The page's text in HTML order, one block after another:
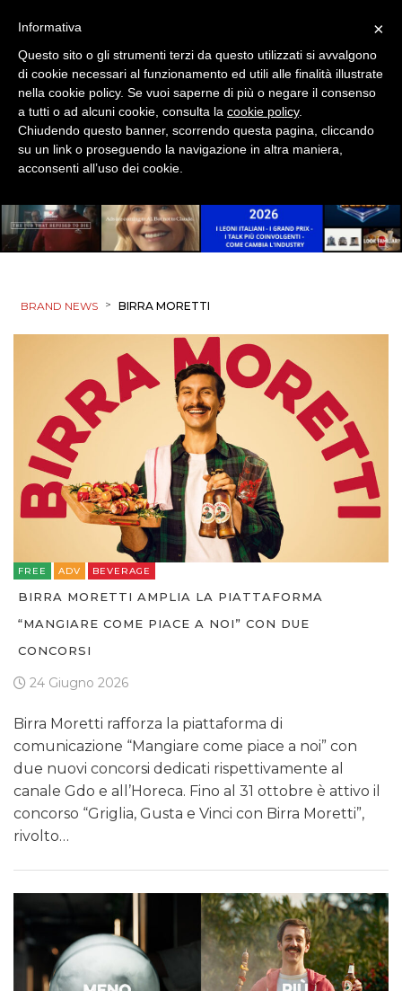
BRAND NEWS > BIRRA MORETTI
FREE ADV BEVERAGE
BIRRA MORETTI AMPLIA LA PIATTAFORMA
“MANGIARE COME PIACE A NOI” CON DUE
CONCORSI
24 Giugno 2026
Birra Moretti rafforza la piattaforma di
comunicazione “Mangiare come piace a noi” con
due nuovi concorsi dedicati rispettivamente al
canale Gdo e all’Horeca. Fino al 31 ottobre è attivo il
concorso “Griglia, Gusta e Vinci con Birra Moretti”,
rivolto…
×
Informativa
Questo sito o gli strumenti terzi da questo utilizzati si avvalgono
di cookie necessari al funzionamento ed utili alle finalità illustrate
nella cookie policy. Se vuoi saperne di più o negare il consenso
a tutti o ad alcuni cookie, consulta la cookie policy.
Chiudendo questo banner, scorrendo questa pagina, cliccando
su un link o proseguendo la navigazione in altra maniera,
acconsenti all’uso dei cookie.